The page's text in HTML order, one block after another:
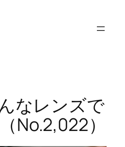
なレンズで
（No.2,022）